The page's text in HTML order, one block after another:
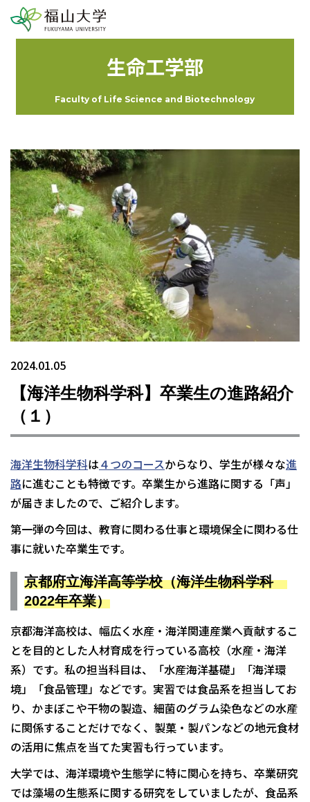
生命工学部
Faculty of Life Science and Biotechnology
2024.01.05
【海洋生物科学科】卒業生の進路紹介
（１）
海洋生物科学科は４つのコースからなり、学生が様々な進
路に進むことも特徴です。卒業生から進路に関する「声」
が届きましたので、ご紹介します。
第一弾の今回は、教育に関わる仕事と環境保全に関わる仕
事に就いた卒業生です。
京都府立海洋高等学校（海洋生物科学科
2022年卒業）
京都海洋高校は、幅広く水産・海洋関連産業へ貢献するこ
とを目的とした人材育成を行っている高校（水産・海洋
系）です。私の担当科目は、「水産海洋基礎」「海洋環
境」「食品管理」などです。実習では食品系を担当してお
り、かまぼこや干物の製造、細菌のグラム染色などの水産
に関係することだけでなく、製菓・製パンなどの地元食材
の活用に焦点を当てた実習も行っています。
大学では、海洋環境や生態学に特に関心を持ち、卒業研究
では藻場の生態系に関する研究をしていましたが、食品系